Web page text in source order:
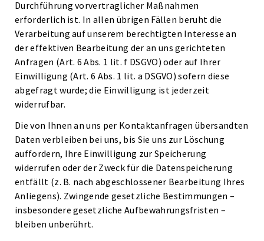
Durchführung vorvertraglicher Maßnahmen
erforderlich ist. In allen übrigen Fällen beruht die
Verarbeitung auf unserem berechtigten Interesse an
der effektiven Bearbeitung der an uns gerichteten
Anfragen (Art. 6 Abs. 1 lit. f DSGVO) oder auf Ihrer
Einwilligung (Art. 6 Abs. 1 lit. a DSGVO) sofern diese
abgefragt wurde; die Einwilligung ist jederzeit
widerrufbar.
Die von Ihnen an uns per Kontaktanfragen übersandten
Daten verbleiben bei uns, bis Sie uns zur Löschung
auffordern, Ihre Einwilligung zur Speicherung
widerrufen oder der Zweck für die Datenspeicherung
entfällt (z. B. nach abgeschlossener Bearbeitung Ihres
Anliegens). Zwingende gesetzliche Bestimmungen –
insbesondere gesetzliche Aufbewahrungsfristen –
bleiben unberührt.